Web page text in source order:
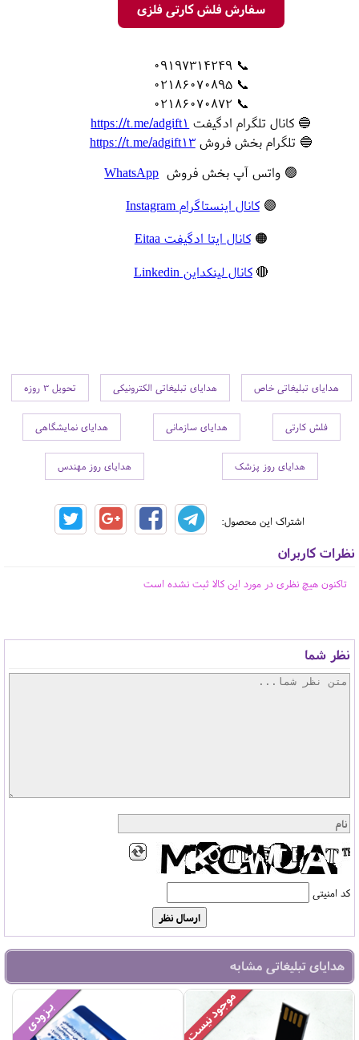
سفارش فلش کارتی فلزی
📞 09197314249
📞 02186070895
📞 02186070872
🔵 کانال تلگرام ادگیفت https://t.me/adgift1
🔵 تلگرام بخش فروشhttps://t.me/adgift13
🟢 واتس آپ بخش فروش WhatsApp
🟣کانال اینستاگرام Instagram
🟠کانال ایتا ادگیفت Eitaa
🔴 کانال لینکداین Linkedin
هدایای تبلیغاتی خاص هدایای تبلیغاتی الکترونیکی تحویل 3 روزه
فلش کارتی هدایای سازمانی هدایای نمایشگاهی
هدایای روز پزشک هدایای روز مهندس
اشتراک این محصول:
نظرات کاربران
تاکنون هیچ نظری در مورد این کالا ثبت نشده است
نظر شما
کد امنیتی
هدایای تبلیغاتی مشابه